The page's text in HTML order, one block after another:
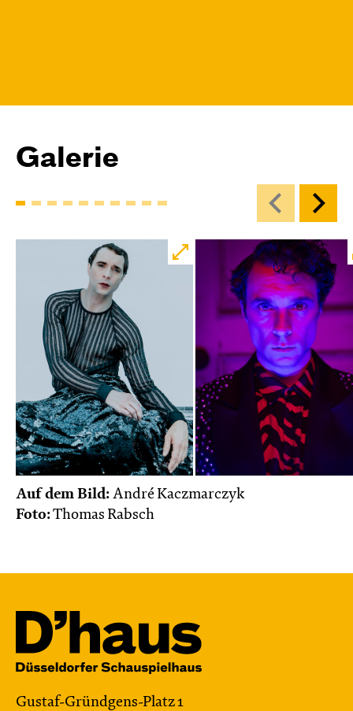
Galerie
Auf dem Bild: André Kaczmarczyk
Foto:Thomas Rabsch
Gustaf-Gründgens-Platz 1